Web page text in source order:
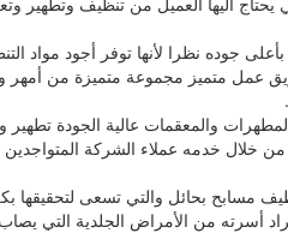
جوده نظرا لأنها توفر أجود مواد
متميز مجموعة متميزة من أمهر
والمعقمات عالية الجودة
خلال خدمه عملاء الشركة
مسابح بحائل والتي تسعى لتحقيقها
أسرته من الأمراض الجلدية التي